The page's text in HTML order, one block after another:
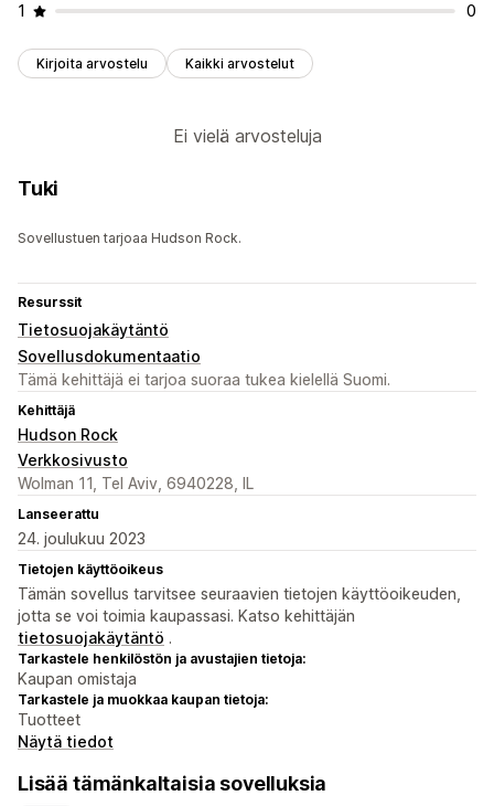
1
0
Kirjoita arvostelu Kaikki arvostelut
Ei vielä arvosteluja
Tuki
Sovellustuen tarjoaa Hudson Rock.
Resurssit
Tietosuojakäytäntö
Sovellusdokumentaatio
Tämä kehittäjä ei tarjoa suoraa tukea kielellä Suomi.
Kehittäjä
Hudson Rock
Verkkosivusto
Wolman 11, Tel Aviv, 6940228, IL
Lanseerattu
24. joulukuu 2023
Tietojen käyttöoikeus
Tämän sovellus tarvitsee seuraavien tietojen käyttöoikeuden,
jotta se voi toimia kaupassasi. Katso kehittäjän
tietosuojakäytäntö .
Tarkastele henkilöstön ja avustajien tietoja:
Kaupan omistaja
Tarkastele ja muokkaa kaupan tietoja:
Tuotteet
Näytä tiedot
Lisää tämänkaltaisia sovelluksia